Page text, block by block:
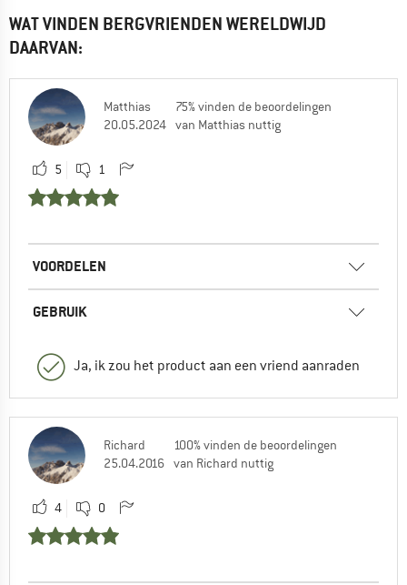
WAT VINDEN BERGVRIENDEN WERELDWIJD
DAARVAN:
Matthias
20.05.2024
75% vinden de beoordelingen
van Matthias nuttig
5 1
VOORDELEN
GEBRUIK
Ja, ik zou het product aan een vriend aanraden
Richard
25.04.2016
100% vinden de beoordelingen
van Richard nuttig
4 0